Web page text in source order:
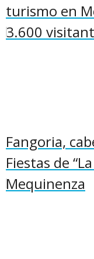
turismo en
3.600
Fangoria,
Fiestas de
Mequinenza